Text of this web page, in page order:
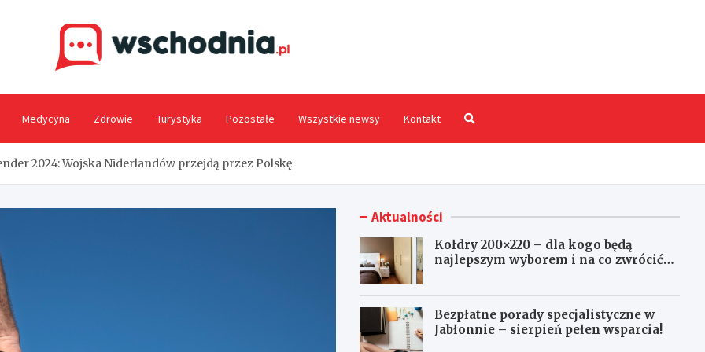
Medycyna Zdrowie Turystyka Pozostałe Wszystkie newsy Kontakt
2024: Wojska Niderlandów przejdą przez Polskę
Aktualności
Kołdry 200×220 – dla kogo będą
najlepszym wyborem i na co zwrócić
Bezpłatne porady specjalistyczne w
Jabłonnie – sierpień pełen wsparcia!